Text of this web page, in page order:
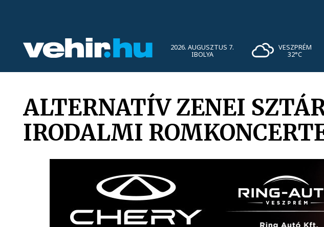
2026. AUGUSZTUS 7.
IBOLYA
VESZPRÉM
32°C
ALTERNATÍV ZENEI
IRODALMI